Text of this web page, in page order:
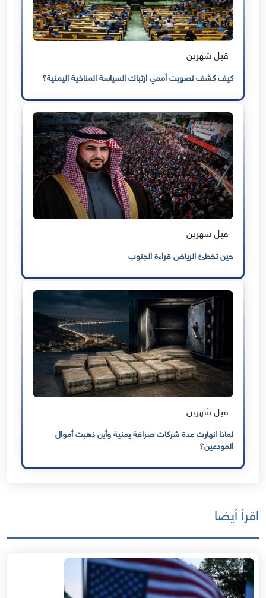
قبل شهرين
كيف كشف تصويت أممي ارتباك السياسة المناخية اليمنية؟
قبل شهرين
حين تخطئ الرياض قراءة الجنوب
قبل شهرين
لماذا انهارت عدة شركات صرافة يمنية وأين ذهبت أموال
المودعين؟
اقرأ أيضا